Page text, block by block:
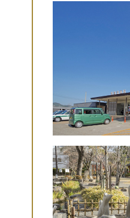
日本テレビ「ヒ
ャンと行く！今
さイチ「愛(め)
きたい！山口」
解体キングダム
解体修復せよ!」